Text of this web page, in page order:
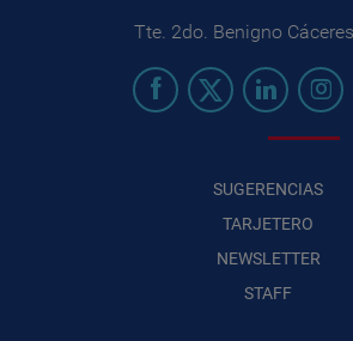
Tte. 2do. Benigno
SUGERENCIAS
TARJETERO
NEWSLETTER
STAFF